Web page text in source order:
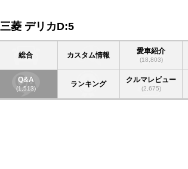
三菱 デリカD:5
総合 カスタム情報
愛車紹介
(18,803)
Q&A
(1,513) ランキング
クルマレビュー
(2,675)